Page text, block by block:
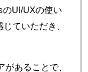
のUI/UXの使い
ていただき、
あることで、